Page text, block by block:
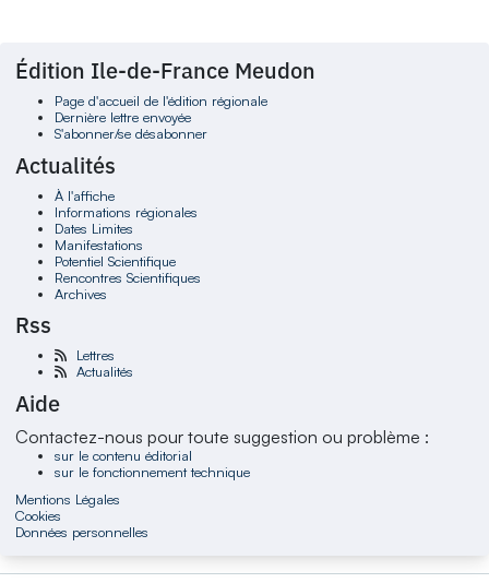
Édition Ile-de-France Meudon
Page d'accueil de l'édition régionale
Dernière lettre envoyée
S'abonner/se désabonner
Actualités
À l'affiche
Informations régionales
Dates Limites
Manifestations
Potentiel Scientifique
Rencontres Scientifiques
Archives
Rss
Lettres
Actualités
Aide
Contactez-nous pour toute suggestion ou problème :
sur le contenu éditorial
sur le fonctionnement technique
Mentions Légales
Cookies
Données personnelles